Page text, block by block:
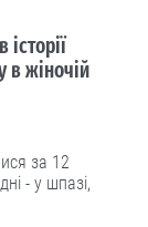
в жіночій
за 12
- у шпазі,